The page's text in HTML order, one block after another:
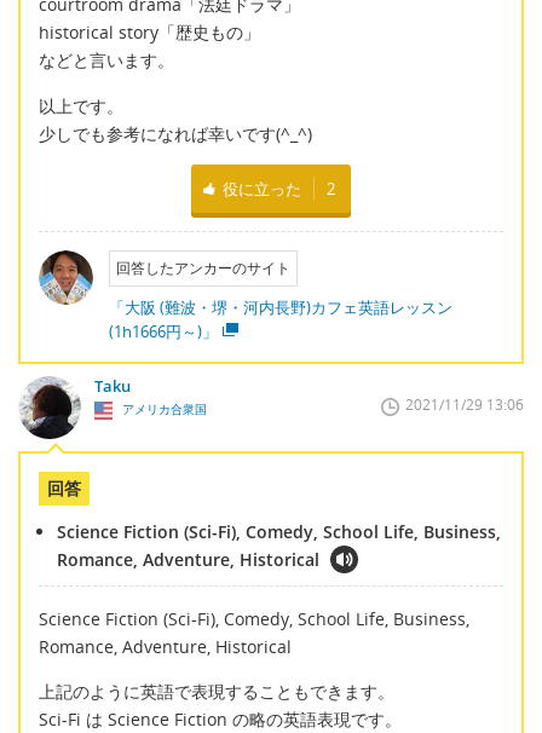
courtroom drama「法廷ドラマ」
historical story「歴史もの」
などと言います。
以上です。
少しでも参考になれば幸いです(^_^)
役に立った 2
回答したアンカーのサイト
「大阪 (難波・堺・河内長野)カフェ英語レッスン
(1h1666円～)」
Taku
アメリカ合衆国 2021/11/29 13:06
回答
Science Fiction (Sci-Fi), Comedy, School Life, Business,
Romance, Adventure, Historical
Science Fiction (Sci-Fi), Comedy, School Life, Business,
Romance, Adventure, Historical
上記のように英語で表現することもできます。
Sci-Fi は Science Fiction の略の英語表現です。